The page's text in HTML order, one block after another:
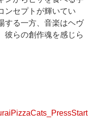
ンセプトが輝いてい
する一方、音楽はヘヴ
彼らの創作魂を感じら